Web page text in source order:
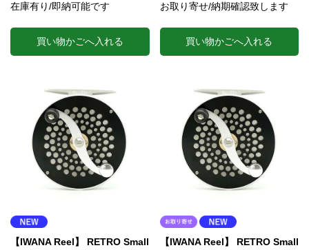
在庫有り/即納可能です
買い物かごへ入れる
お取り寄せ/納期確認致します
買い物かごへ入れる
【IWANA Reel】 RETRO Small 【IWANA Reel】 RETRO Small